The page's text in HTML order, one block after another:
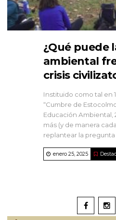
¿Qué puede
ambiental
crisis
Instituido como tal en
“Cumbre de
Educación Ambiental,
más (y de manera
replantear la pregunta
enero 25, 2025